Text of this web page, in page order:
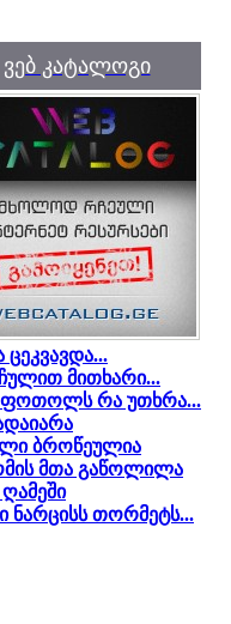
ვებ კატალოგი
მითხარი...
რა უთხრა...
ბროწეულია
მთა გაწოლილა
ნარცისს თორმეტს...